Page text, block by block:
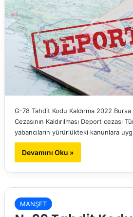
G-78 Tahdit Kodu Kaldırma 2022 Bursa
Cezasının Kaldırılması Deport cezası
yabancıların yürürlükteki kanunlara
Devamını Oku »
MANŞET